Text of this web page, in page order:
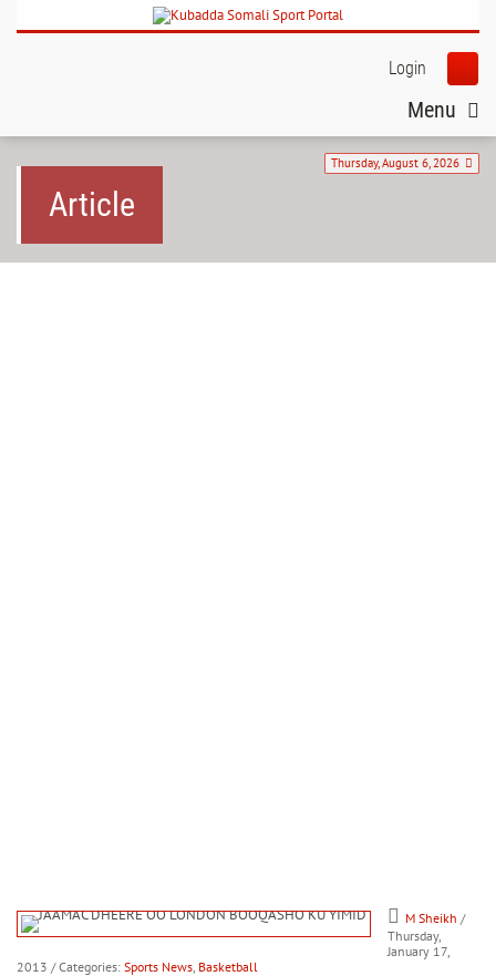
Login
Menu
Thursday, August 6, 2026
Article
M Sheikh /
Thursday,
January 17,
2013 / Categories: Sports News, Basketball